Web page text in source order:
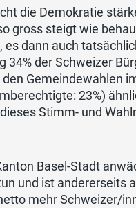
die Demokratie
gross steigt wie
dann auch
der Schweizer
Gemeindewahlen
23%)
Stimm- und
Basel-Stadt
und ist andererseits
mehr Schweizer/